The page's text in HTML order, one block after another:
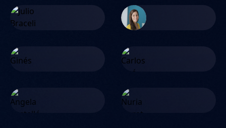
Angela Castelló